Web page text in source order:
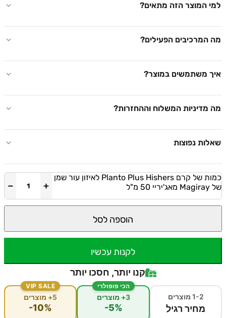
המוצר הזה מתאים?
הפעילים?
משתמשים במוצר?
המשלוח וההחזרות?
נפוצות
כמות של קרם Planto Plus Hishers לאיזון עור שמן
−
הוספה לסל
לקנות עכשיו
קנו יותר, חסכו יותר
מחיר רגיל
הכי פופולרי
-5%
VIP SALE
-10%